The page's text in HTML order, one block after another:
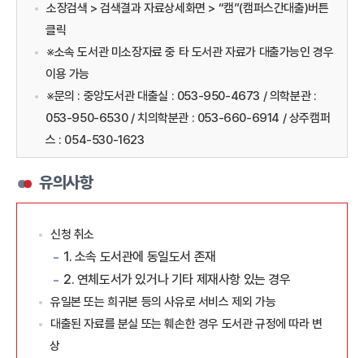
소장검색 > 검색결과 자료상세화면 > “캠”(캠퍼스간대출)버튼
클릭
※소속 도서관 미소장자료 중 타 도서관 자료가 대출가능인 경우
이용 가능
※문의 : 중앙도서관 대출실 : 053-950-4673 / 의학분관 :
053-950-6530 / 치의학분관 : 053-660-6914 / 상주캠퍼
스 : 054-530-1623
유의사항
신청 취소
1. 소속 도서관에 동일도서 존재
2. 연체도서가 있거나 기타 제재사항 있는 경우
유일본 또는 희귀본 등의 사유로 서비스 제외 가능
대출된 자료를 분실 또는 훼손한 경우 도서관 규정에 따라 변
상